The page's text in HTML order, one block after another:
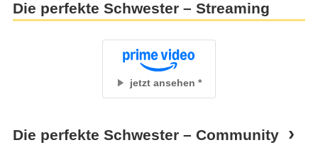
hochkarätige Cast mit Stars wie Jessica Biel und
Niveau an. Löst die Umsetzung das
Die perfekte Schwester – Streaming
jetzt ansehen
Die perfekte Schwester – Community